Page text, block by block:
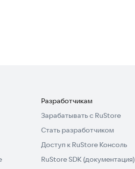
Разработчикам
Зарабатывать с RuStore
Стать разработчиком
Доступ к RuStore Консоль
RuStore SDK (документация)